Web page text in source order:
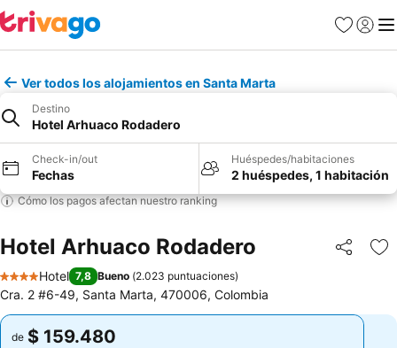
Favoritos
Iniciar
Ver todos los alojamientos en Santa Marta
Destino
Hotel Arhuaco Rodadero
Check-in/out
Fechas
Huéspedes/habitaciones
2 huéspedes, 1 habitación
Cómo los pagos afectan nuestro ranking
Hotel Arhuaco Rodadero Compartir
4 Estrellas
Hotel 7,8 Bueno (2.023 puntuaciones)
Cra. 2 #6-49, Santa Marta, 470006, Colombia
de $ 159.480
de $ 159.480